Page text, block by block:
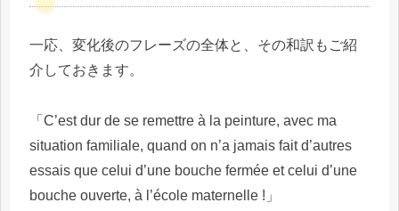
一応、変化後のフレーズの全体と、その和訳もご紹
介しておきます。
「C’est dur de se remettre à la peinture, avec ma
situation familiale, quand on n’a jamais fait d’autres
essais que celui d’une bouche fermée et celui d’une
bouche ouverte, à l’école maternelle !」